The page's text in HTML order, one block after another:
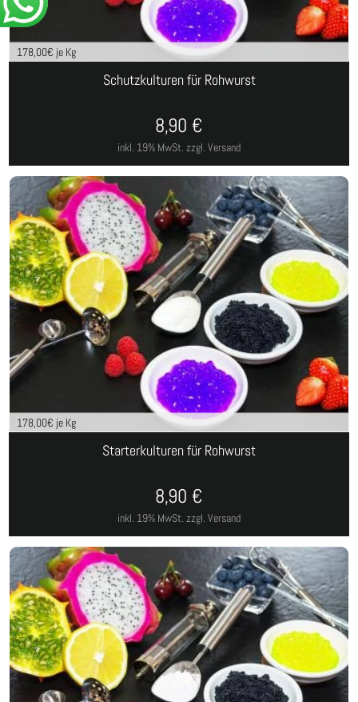
178,00€ je Kg
Schutzkulturen für Rohwurst
inkl. 19% MwSt. zzgl. Versand
8,90 €
178,00€ je Kg
Starterkulturen für Rohwurst
inkl. 19% MwSt. zzgl. Versand
8,90 €